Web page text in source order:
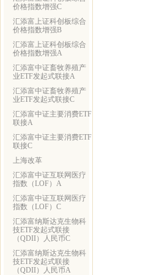
价格指数增强C
汇添富上证科创板综合
价格指数增强B
汇添富上证科创板综合
价格指数增强A
汇添富中证畜牧养殖产
业ETF发起式联接A
汇添富中证畜牧养殖产
业ETF发起式联接C
汇添富中证主要消费ETF
联接A
汇添富中证主要消费ETF
联接C
上海改革
汇添富中证互联网医疗
指数（LOF）A
汇添富中证互联网医疗
指数（LOF）C
汇添富纳斯达克生物科
技ETF发起式联接
（QDII）人民币C
汇添富纳斯达克生物科
技ETF发起式联接
（QDII）人民币A